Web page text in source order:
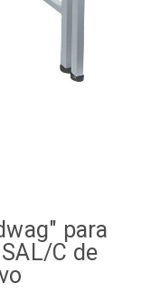
para
C de